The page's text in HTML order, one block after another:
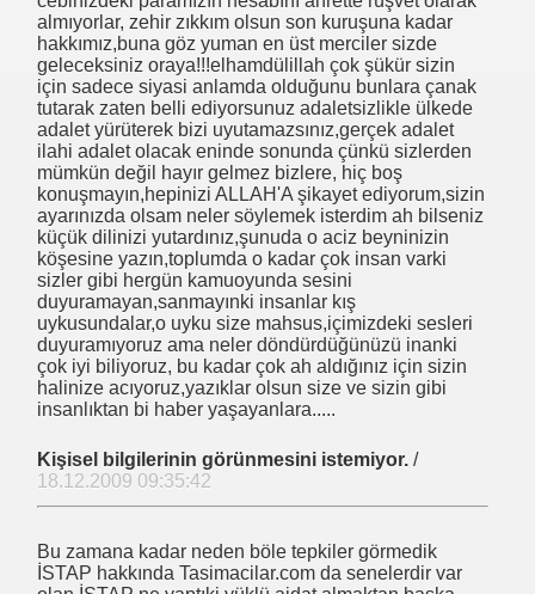
almıyorlar, zehir zıkkım olsun son kuruşuna kadar
hakkımız,buna göz yuman en üst merciler sizde
geleceksiniz oraya!!!elhamdülillah çok şükür sizin
için sadece siyasi anlamda olduğunu bunlara çanak
tutarak zaten belli ediyorsunuz adaletsizlikle ülkede
adalet yürüterek bizi uyutamazsınız,gerçek adalet
ilahi adalet olacak eninde sonunda çünkü sizlerden
mümkün değil hayır gelmez bizlere, hiç boş
konuşmayın,hepinizi ALLAH'A şikayet ediyorum,sizin
ayarınızda olsam neler söylemek isterdim ah bilseniz
küçük dilinizi yutardınız,şunuda o aciz beyninizin
köşesine yazın,toplumda o kadar çok insan varki
sizler gibi hergün kamuoyunda sesini
duyuramayan,sanmayınki insanlar kış
uykusundalar,o uyku size mahsus,içimizdeki sesleri
duyuramıyoruz ama neler döndürdüğünüzü inanki
çok iyi biliyoruz, bu kadar çok ah aldığınız için sizin
halinize acıyoruz,yazıklar olsun size ve sizin gibi
insanlıktan bi haber yaşayanlara.....
Kişisel bilgilerinin görünmesini istemiyor. /
18.12.2009 09:35:42
Bu zamana kadar neden böle tepkiler görmedik
İSTAP hakkında Tasimacilar.com da senelerdir var
Taşıyor
Pahalı